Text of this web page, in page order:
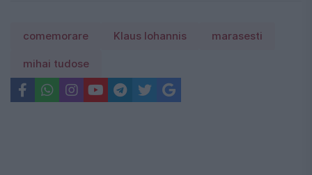
comemorare Klaus Iohannis marasesti
mihai tudose